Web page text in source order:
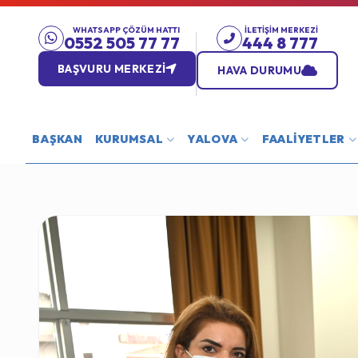
WHATSAPP ÇÖZÜM HATTI
0552 505 77 77
BAŞVURU MERKEZİ
İLETIŞIM MERKEZI
444 8 777
HAVA DURUMU
BAŞKAN KURUMSAL YALOVA FAALİYETLER